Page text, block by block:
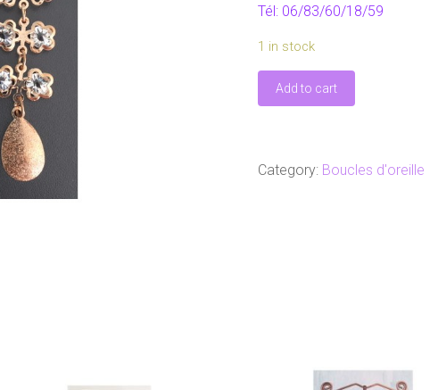
Tél: 06/83/60/18/59
1 in stock
Boucles
d'oreilles
Add to cart
Category: Boucles d'oreille